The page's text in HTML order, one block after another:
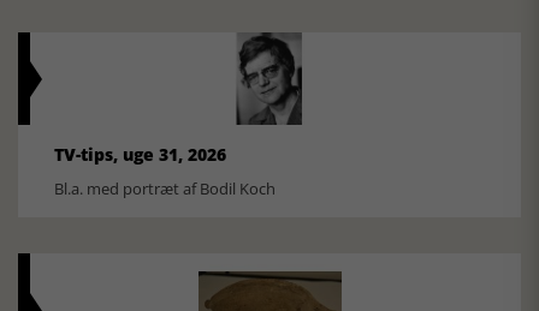
TV-tips, uge 31, 2026
Bl.a. med portræt af Bodil Koch